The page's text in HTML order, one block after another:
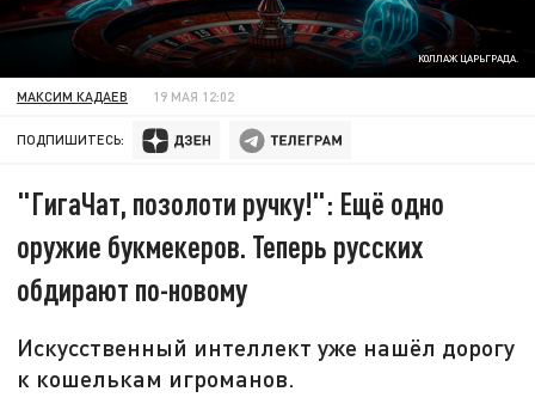
КОЛЛАЖ ЦАРЬГРАДА.
МАКСИМ КАДАЕВ 19 МАЯ 12:02
ПОДПИШИТЕСЬ:
"ГигаЧат, позолоти ручку!": Ещё одно
оружие букмекеров. Теперь русских
обдирают по-новому
Искусственный интеллект уже нашёл дорогу
к кошелькам игроманов.